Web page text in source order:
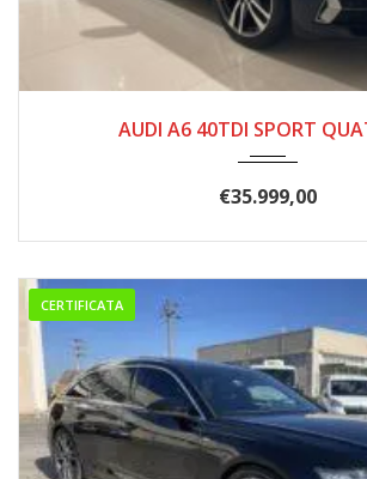
AUDI A6 40TDI SPORT
€35.999,00
CERTIFICATA